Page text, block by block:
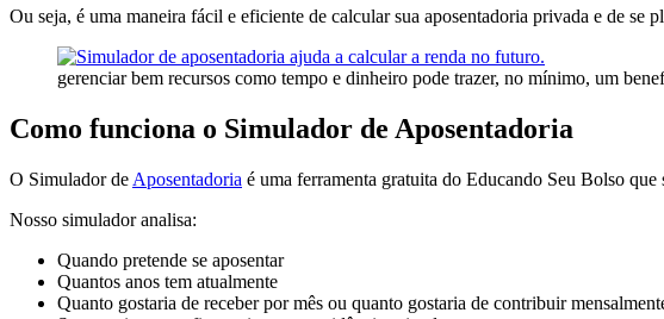
Ou seja, é uma maneira fácil e eficiente de calcular sua aposentadoria privada e de se
gerenciar bem recursos como tempo e dinheiro pode trazer, no mínimo, um
Como funciona o Simulador de Aposentadoria
O Simulador de Aposentadoria é uma ferramenta gratuita do Educando Seu Bolso
Nosso simulador analisa:
Quando pretende se aposentar
Quantos anos tem atualmente
Quanto gostaria de receber por mês ou quanto gostaria de contribuir